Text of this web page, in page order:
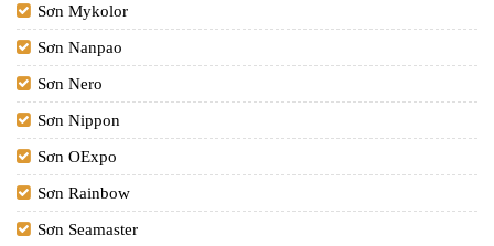
Sơn Mykolor
Sơn Nanpao
Sơn Nero
Sơn Nippon
Sơn OExpo
Sơn Rainbow
Sơn Seamaster